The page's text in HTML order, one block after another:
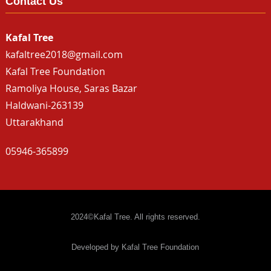
Kafal Tree
kafaltree2018@gmail.com
Kafal Tree Foundation
Ramoliya House, Saras Bazar
Haldwani-263139
Uttarakhand
05946-365899
2024©Kafal Tree. All rights reserved.
Developed by Kafal Tree Foundation